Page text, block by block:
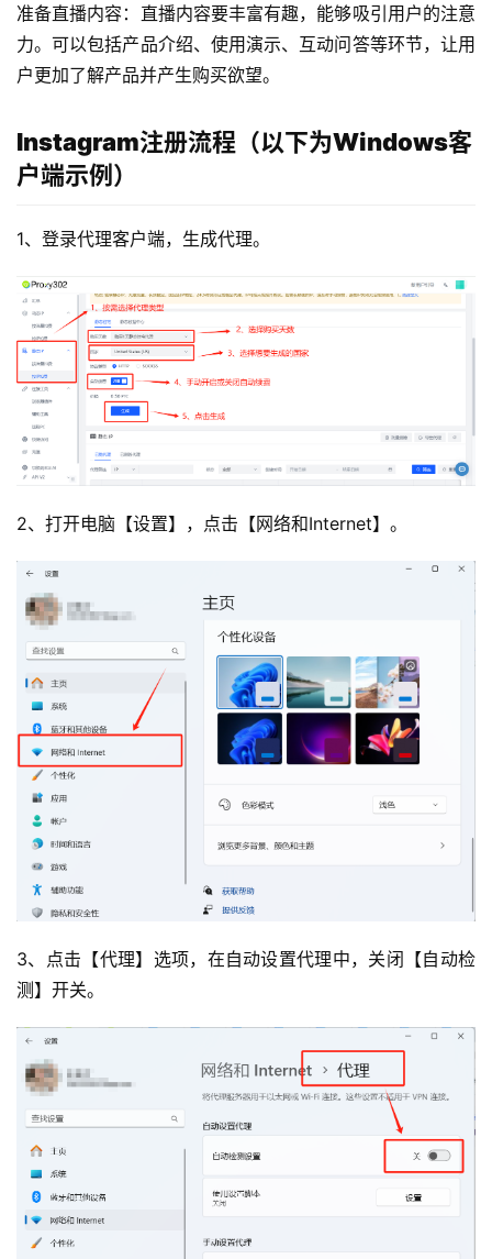
准备直播内容：直播内容要丰富有趣，能够吸引用户的注意
力。可以包括产品介绍、使用演示、互动问答等环节，让用
户更加了解产品并产生购买欲望。
Instagram注册流程（以下为Windows客
户端示例）
1、登录代理客户端，生成代理。
2、打开电脑【设置】，点击【网络和Internet】。
3、点击【代理】选项，在自动设置代理中，关闭【自动检
测】开关。